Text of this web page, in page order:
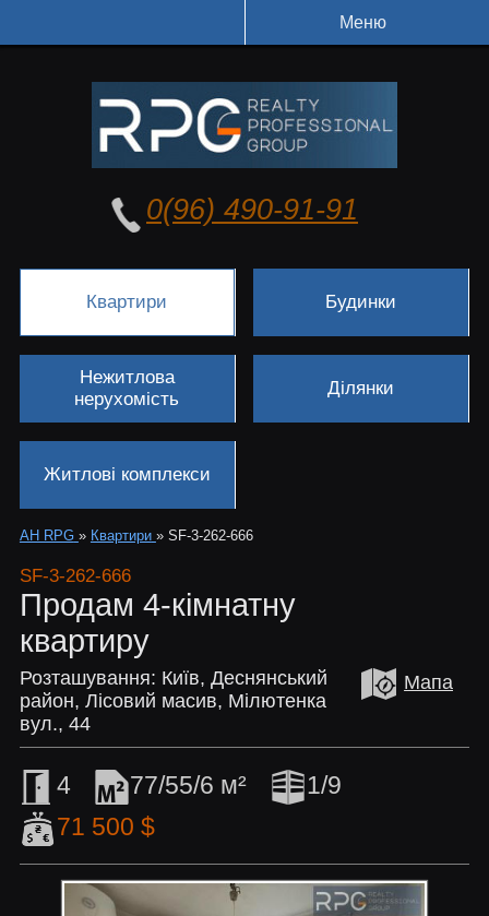
Меню
0(96) 490-91-91
Квартири Будинки
Нежитлова
нерухомість
Ділянки
Житлові комплекси
АН RPG » Квартири » SF-3-262-666
SF-3-262-666
Продам 4-кімнатну
квартиру
Розташування: Київ, Деснянський
район, Лісовий масив, Мілютенка
вул., 44
Мапа
4 77/55/6 м²
1/9
71 500 $